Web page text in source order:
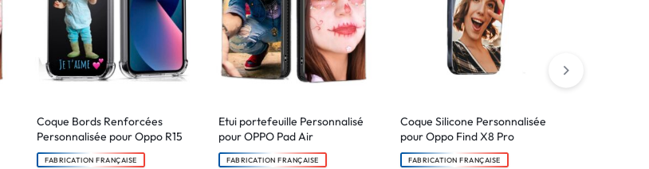
Coque Bords Renforcées
Personnalisée pour Oppo R15
FABRICATION FRANÇAISE
Etui portefeuille Personnalisé
pour OPPO Pad Air
FABRICATION FRANÇAISE
Coque Silicone Personnalisée
pour Oppo Find X8 Pro
FABRICATION FRANÇAISE